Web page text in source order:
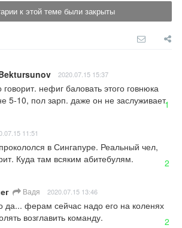
к этой теме были закрыты
2020.07.15 15:37
говорит. нефиг баловать этого говнюка
5-10, пол зарп. даже он не заслуживает.
1
11:51
в Сингапуре. Реальный чел,
Куда там всяким абитебулям.
2
Вадя 2020.07.15 13:46
да... ферам сейчас надо его на коленях
возглавить команду.
2